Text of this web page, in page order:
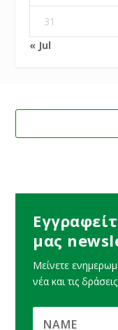
31
« Jul
μας
Μείνετε
νέα και τις